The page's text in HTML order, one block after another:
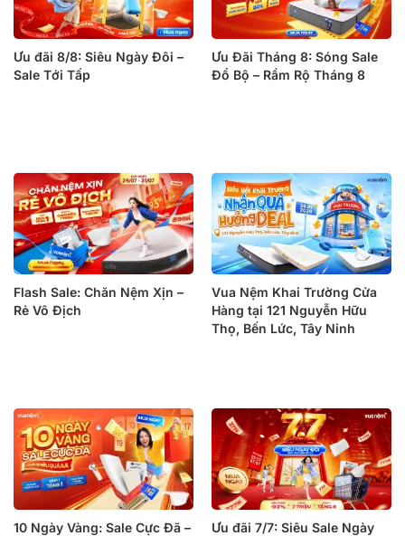
Ưu đãi 8/8: Siêu Ngày Đôi –
Sale Tới Tấp
Ưu Đãi Tháng 8: Sóng Sale
Đổ Bộ – Rầm Rộ Tháng 8
Flash Sale: Chăn Nệm Xịn –
Rẻ Vô Địch
Vua Nệm Khai Trường Cửa
Hàng tại 121 Nguyễn Hữu
Thọ, Bến Lức, Tây Ninh
10 Ngày Vàng: Sale Cực Đã –
Ưu đãi 7/7: Siêu Sale Ngày